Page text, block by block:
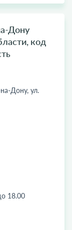
Дону
код
Дону, ул.
18.00